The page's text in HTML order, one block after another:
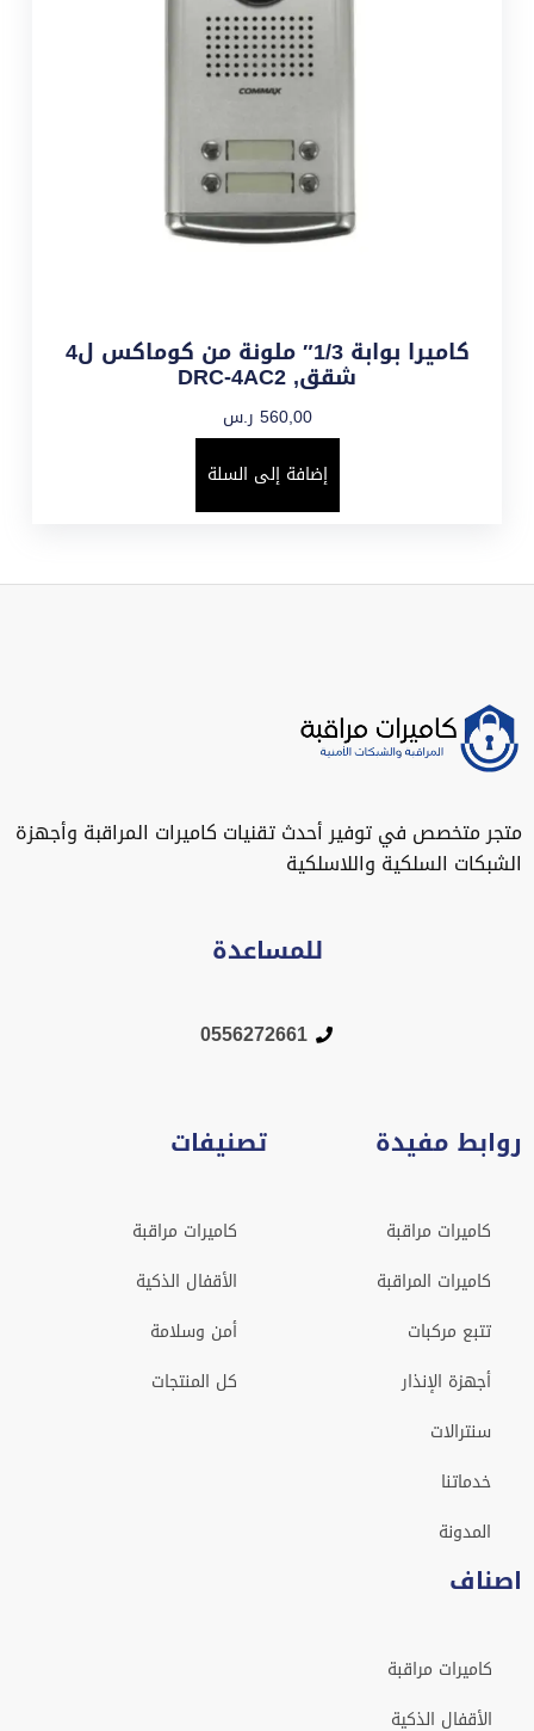
كاميرا بوابة 1/3″ ملونة من كوماكس ل4
شقق, DRC-4AC2
560,00 ر.س
إضافة إلى السلة
متجر متخصص في توفير أحدث تقنيات كاميرات المراقبة وأجهزة
الشبكات السلكية واللاسلكية
للمساعدة
0556272661
روابط مفيدة
كاميرات مراقبة
كاميرات المراقبة
تتبع مركبات
أجهزة الإنذار
سنترالات
خدماتنا
المدونة
تصنيفات
كاميرات مراقبة
الأقفال الذكية
أمن وسلامة
كل المنتجات
اصناف
كاميرات مراقبة
الأقفال الذكية